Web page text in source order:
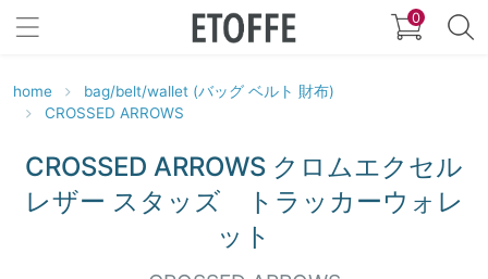
0
home
bag/belt/wallet (バッグ ベルト 財布)
CROSSED ARROWS
CROSSED ARROWS クロムエクセル
レザー スタッズ トラッカーウォレ
ット